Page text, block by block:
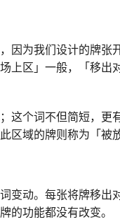
因为我们设计的牌
上区」一般，「移出
这个词不但简短，
区域的牌则称为「被
变动。每张将牌移出
的功能都没有改变。